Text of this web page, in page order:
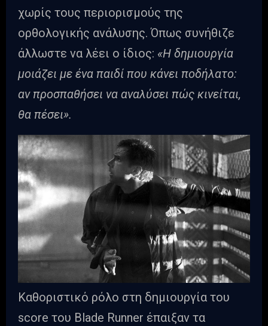
χωρίς τους περιορισμούς της
ορθολογικής ανάλυσης. Όπως συνήθιζε
άλλωστε να λέει ο ίδιος: «Η δημιουργία
μοιάζει με ένα παιδί που κάνει ποδήλατο:
αν προσπαθήσει να αναλύσει πώς κινείται,
θα πέσει».
Καθοριστικό ρόλο στη δημιουργία του
score του Blade Runner έπαιξαν τα